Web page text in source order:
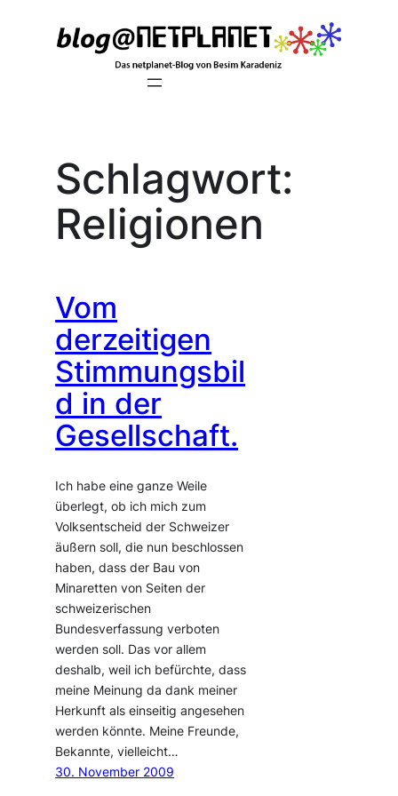
Schlagwort:
Religionen
Vom
derzeitigen
Stimmungsbil
d in der
Gesellschaft.
Ich habe eine ganze Weile
überlegt, ob ich mich zum
Volksentscheid der Schweizer
äußern soll, die nun beschlossen
haben, dass der Bau von
Minaretten von Seiten der
schweizerischen
Bundesverfassung verboten
werden soll. Das vor allem
deshalb, weil ich befürchte, dass
meine Meinung da dank meiner
Herkunft als einseitig angesehen
werden könnte. Meine Freunde,
Bekannte, vielleicht…
30. November 2009